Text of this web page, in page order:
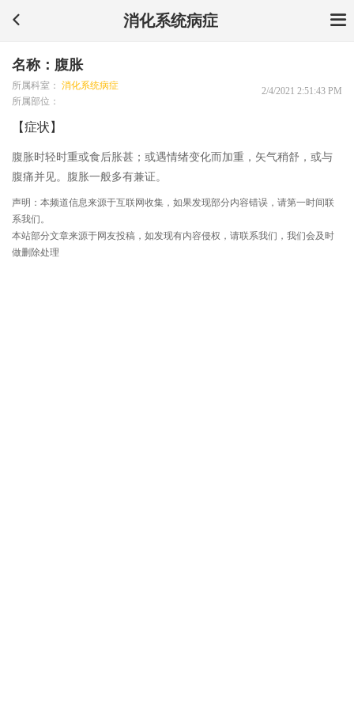
消化系统病症
名称：腹胀
所属科室： 消化系统病症
所属部位：
2/4/2021 2:51:43 PM
【症状】
腹胀时轻时重或食后胀甚；或遇情绪变化而加重，矢气稍舒，或与
腹痛并见。腹胀一般多有兼证。
声明：本频道信息来源于互联网收集，如果发现部分内容错误，请第一时间联
系我们。
本站部分文章来源于网友投稿，如发现有内容侵权，请联系我们，我们会及时
做删除处理